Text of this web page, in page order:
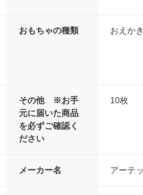
おもちゃの種類 おえか
その他 ※お手
元に届いた商品
を必ずご確認く
ださい
10枚
メーカー名 アーテ